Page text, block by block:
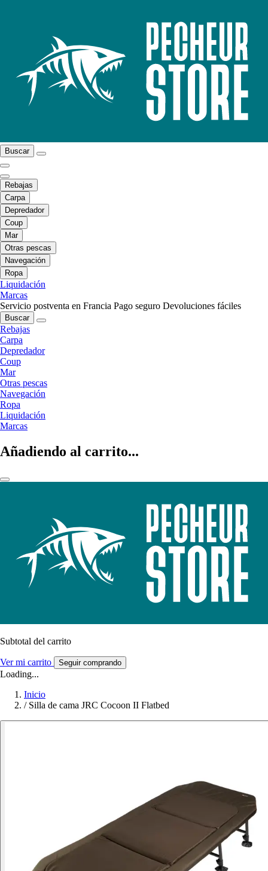
Buscar
Rebajas
Carpa
Depredador
Coup
Mar
Otras pescas
Navegación
Ropa
Liquidación
Marcas
Servicio postventa en Francia Pago seguro Devoluciones fáciles
Buscar
Rebajas
Carpa
Depredador
Coup
Mar
Otras pescas
Navegación
Ropa
Liquidación
Marcas
Añadiendo al carrito...
Subtotal del carrito
Ver mi carrito Seguir comprando
Loading...
Inicio
/ Silla de cama JRC Cocoon II Flatbed